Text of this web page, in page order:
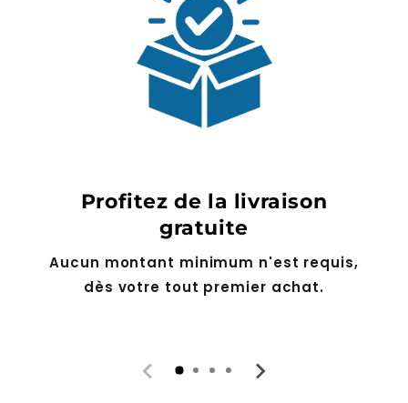
Profitez de la livraison
gratuite
Aucun montant minimum n'est requis,
dès votre tout premier achat.